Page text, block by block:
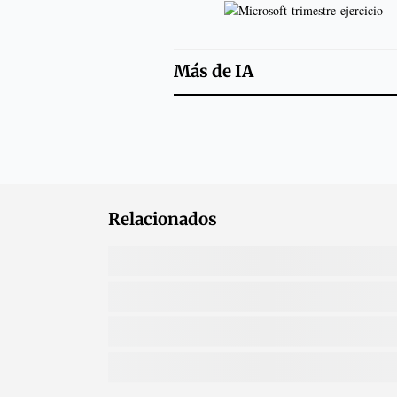
Más deIA
Relacionados